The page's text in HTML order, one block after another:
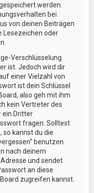
werden.
bei
von deinen Beiträgen
Lesezeichen oder
Verschlüsselung
ist. Jedoch wird dir
einer Vielzahl von
ist dein Schlüssel
also geh mit ihm
kein Vertreter des
ein Dritter
fragen. Solltest
so kannst du die
benutzen.
nach deinem
und sendet
an diese
zugreifen kannst.